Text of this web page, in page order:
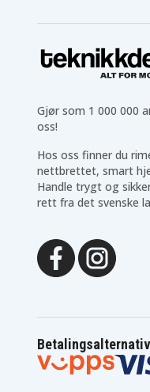
Gjør som 1 000 000
oss!
Hos oss finner du
nettbrettet, smart
Handle trygt og
rett fra det svenske